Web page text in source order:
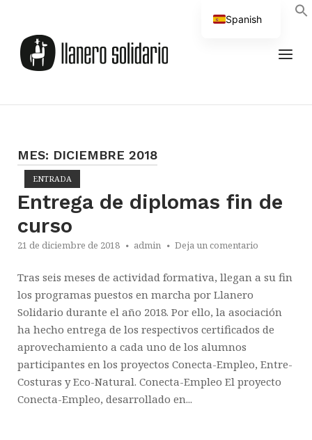
contenido
MES: DICIEMBRE 2018
ENTRADA
Entrega de diplomas fin de
curso
21 de diciembre de 2018 admin Deja un comentario
Tras seis meses de actividad formativa, llegan a su fin
los programas puestos en marcha por Llanero
Solidario durante el año 2018. Por ello, la asociación
ha hecho entrega de los respectivos certificados de
aprovechamiento a cada uno de los alumnos
participantes en los proyectos Conecta-Empleo, Entre-
Costuras y Eco-Natural. Conecta-Empleo El proyecto
Conecta-Empleo, desarrollado en...
Spanish